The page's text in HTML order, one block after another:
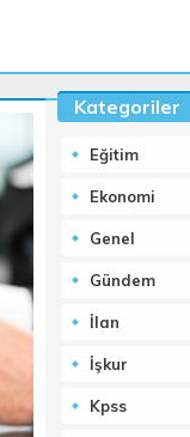
Kategoriler
Eğitim
Ekonomi
Genel
Gündem
İlan
İşkur
Kpss